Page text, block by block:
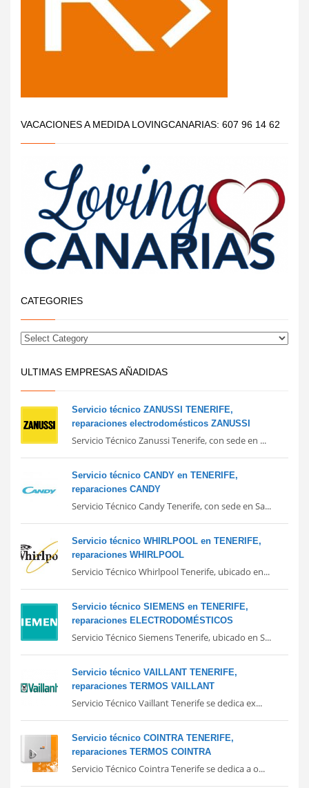
VACACIONES A MEDIDA LOVINGCANARIAS: 607 96 14 62
CATEGORIES
ULTIMAS EMPRESAS AÑADIDAS
Servicio técnico ZANUSSI TENERIFE,
reparaciones electrodomésticos ZANUSSI
Servicio Técnico Zanussi Tenerife, con sede en ...
Servicio técnico CANDY en TENERIFE,
reparaciones CANDY
Servicio Técnico Candy Tenerife, con sede en Sa...
Servicio técnico WHIRLPOOL en TENERIFE,
reparaciones WHIRLPOOL
Servicio Técnico Whirlpool Tenerife, ubicado en...
Servicio técnico SIEMENS en TENERIFE,
reparaciones ELECTRODOMÉSTICOS
Servicio Técnico Siemens Tenerife, ubicado en S...
Servicio técnico VAILLANT TENERIFE,
reparaciones TERMOS VAILLANT
Servicio Técnico Vaillant Tenerife se dedica ex...
Servicio técnico COINTRA TENERIFE,
reparaciones TERMOS COINTRA
Servicio Técnico Cointra Tenerife se dedica a o...